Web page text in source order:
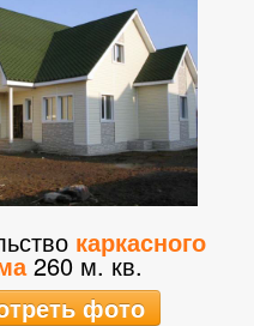
каркасного
260 м. кв.
фото